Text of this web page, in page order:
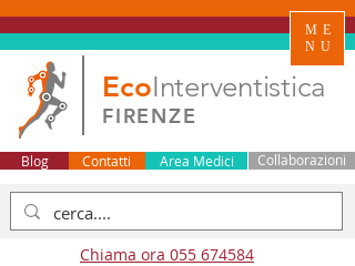
EcoInterventistica
FIRENZE
Collaborazioni
Area Medici
Contatti
Blog
Chiama ora 055 674584
ME
NU